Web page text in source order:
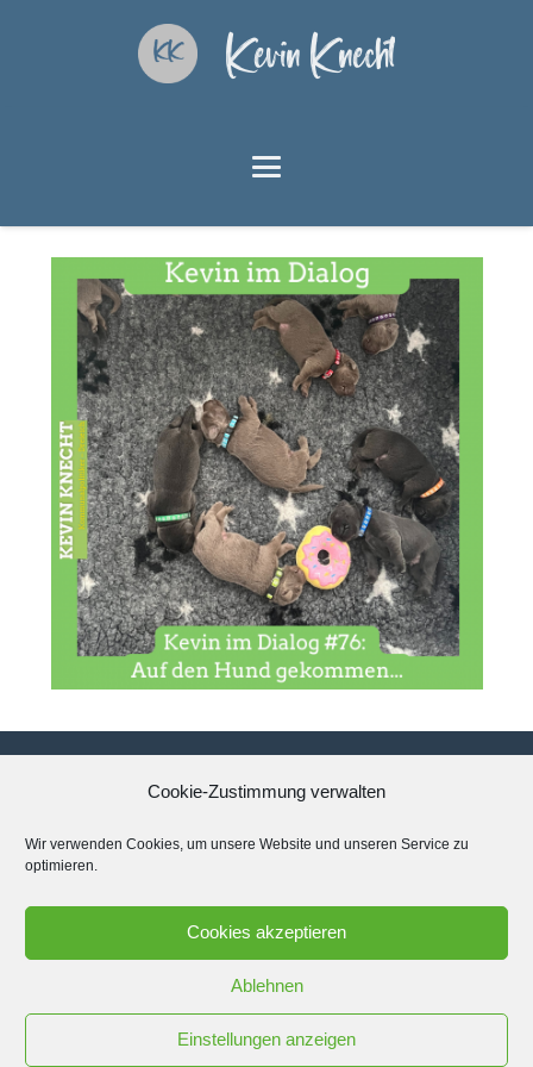
Cookie-Zustimmung verwalten
Wir verwenden Cookies, um unsere Website und unseren Service zu
optimieren.
Cookies akzeptieren
Ablehnen
Einstellungen anzeigen
Kevin Knecht
Datenschutzerklärung
Cookie-Richtlinie (EU)